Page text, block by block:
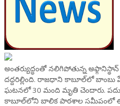
అంతర్యుద్ధంతో నలిగిపోతున్న
దద్దరిల్లింది. రాజధాని కాబూల్‌లో బాంబు
ఘటనలో 30 మంది మృతి చెందారు.
కాబూల్‍లోని బాలిక పాఠశాల సమీపంలో ఈ